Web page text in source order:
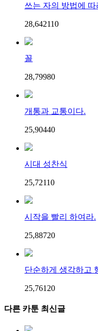
쓰는 자의 방법에
28,642110
꼴
28,79980
개통과 교통이다.
25,90440
시대 성찬식
25,72110
시작을 빨리 하여라.
25,88720
단순하게 생각하고
25,761 20
다른 카툰 최신글